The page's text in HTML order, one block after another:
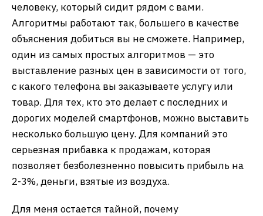
человеку, который сидит рядом с вами.
Алгоритмы работают так, большего в качестве
объяснения добиться вы не сможете. Например,
один из самых простых алгоритмов — это
выставление разных цен в зависимости от того,
с какого телефона вы заказываете услугу или
товар. Для тех, кто это делает с последних и
дорогих моделей смартфонов, можно выставить
несколько большую цену. Для компаний это
серьезная прибавка к продажам, которая
позволяет безболезненно повысить прибыль на
2-3%, деньги, взятые из воздуха.
Для меня остается тайной, почему